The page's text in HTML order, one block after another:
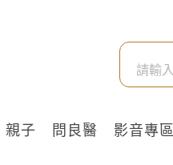
親子 問良醫 影音專區